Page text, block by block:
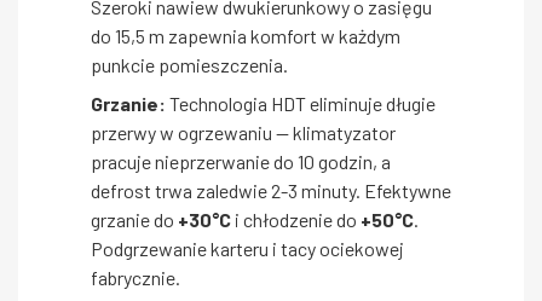
Szeroki nawiew dwukierunkowy o zasięgu
do 15,5 m zapewnia komfort w każdym
punkcie pomieszczenia.
Grzanie: Technologia HDT eliminuje długie
przerwy w ogrzewaniu — klimatyzator
pracuje nieprzerwanie do 10 godzin, a
defrost trwa zaledwie 2-3 minuty. Efektywne
grzanie do +30°C i chłodzenie do +50°C
Podgrzewanie karteru i tacy ociekowej
fabrycznie.